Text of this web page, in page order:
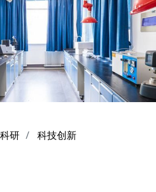
研 科技创新